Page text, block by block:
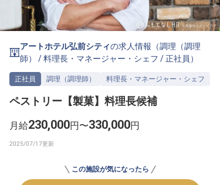
ホテル・宿泊業界情報コラム
無料 転職サポートに申し込む
採用をお考えの企業様へ
アートホテル弘前シティの求人情報（調理（調理
師）
/料理長・マネージャー・シェフ /正社員 ）
正社員 調理（調理師） 料理長・マネージャー・シェフ
ペストリー【製菓】料理長候補
月給230,000円〜330,000円
この施設が気になったら